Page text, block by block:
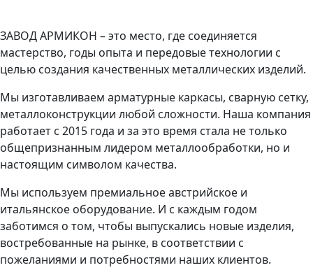
ЗАВОД АРМИКОН – это место, где соединяется
мастерство, годы опыта и передовые технологии с
целью создания качественных металлических изделий.
Мы изготавливаем арматурные каркасы, сварную сетку,
металлоконструкции любой сложности. Наша компания
работает с 2015 года и за это время стала не только
общепризнанным лидером металлообработки, но и
настоящим символом качества.
Мы используем премиальное австрийское и
итальянское оборудование. И с каждым годом
заботимся о том, чтобы выпускались новые изделия,
востребованные на рынке, в соответствии с
пожеланиями и потребностями наших клиентов.